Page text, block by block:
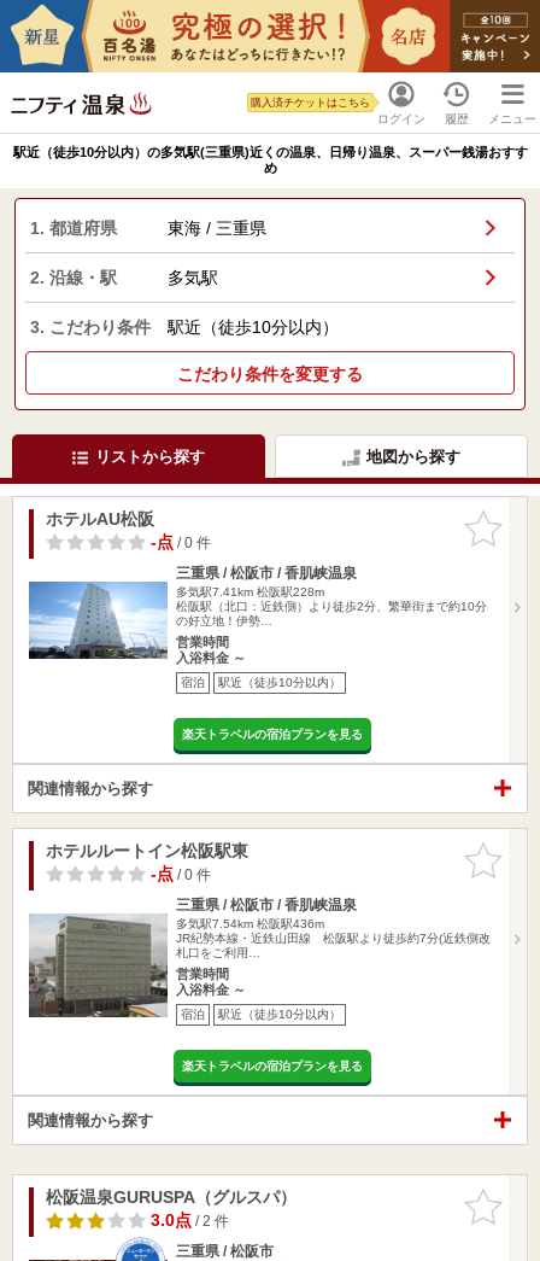
ログイン
購入済チケットはこちら
履歴 メニュー
駅近（徒歩10分以内）の多気駅(三重県)近くの温泉、日帰り温泉、スーパー銭湯おすす
め
1. 都道府県 東海 / 三重県
2. 沿線・駅 多気駅
3. こだわり条件 駅近（徒歩10分以内）
こだわり条件を変更する
リストから探す 地図から探す
お気に入
りに追加
ホテルAU松阪
-点/ 0 件
三重県 / 松阪市 / 香肌峡温泉
多気駅7.41km 松阪駅228m
松阪駅（北口：近鉄側）より徒歩2分、繁華街まで約10分
の好立地！伊勢…
営業時間
入浴料金 ～
宿泊 駅近（徒歩10分以内）
楽天トラベルの宿泊プランを見る
関連情報から探す
お気に入
りに追加
ホテルルートイン松阪駅東
-点/ 0 件
三重県 / 松阪市 / 香肌峡温泉
多気駅7.54km 松阪駅436m
JR紀勢本線・近鉄山田線 松阪駅より徒歩約7分(近鉄側改
札口をご利用…
営業時間
入浴料金 ～
宿泊 駅近（徒歩10分以内）
楽天トラベルの宿泊プランを見る
関連情報から探す
お気に入
りに追加
松阪温泉GURUSPA（グルスパ）
3.0点/ 2 件
三重県 / 松阪市